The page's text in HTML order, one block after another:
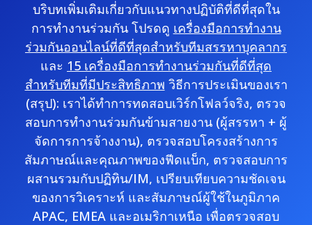
บริบทเพิ่มเติมเกี่ยวกับแนวทางปฏิบัติที่ดีที่สุดใน
การทำงานร่วมกัน โปรดดู เครื่องมือการทำงาน
ร่วมกันออนไลน์ที่ดีที่สุดสำหรับทีมสรรหาบุคลากร
และ 15 เครื่องมือการทำงานร่วมกันที่ดีที่สุด
สำหรับทีมที่มีประสิทธิภาพ วิธีการประเมินของเรา
(สรุป): เราได้ทำการทดสอบเวิร์กโฟลว์จริง, ตรวจ
สอบการทำงานร่วมกันข้ามสายงาน (ผู้สรรหา + ผู้
จัดการการจ้างงาน), ตรวจสอบโครงสร้างการ
สัมภาษณ์และคุณภาพของฟีดแบ็ก, ตรวจสอบการ
ผสานรวมกับปฏิทิน/IM, เปรียบเทียบความชัดเจน
ของการวิเคราะห์ และสัมภาษณ์ผู้ใช้ในภูมิภาค
APAC, EMEA และอเมริกาเหนือ เพื่อตรวจสอบ